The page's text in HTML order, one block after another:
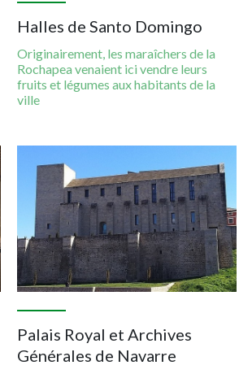
Halles de Santo Domingo
Originairement, les maraîchers de la
Rochapea venaient ici vendre leurs
fruits et légumes aux habitants de la
ville
Palais Royal et Archives
Générales de Navarre